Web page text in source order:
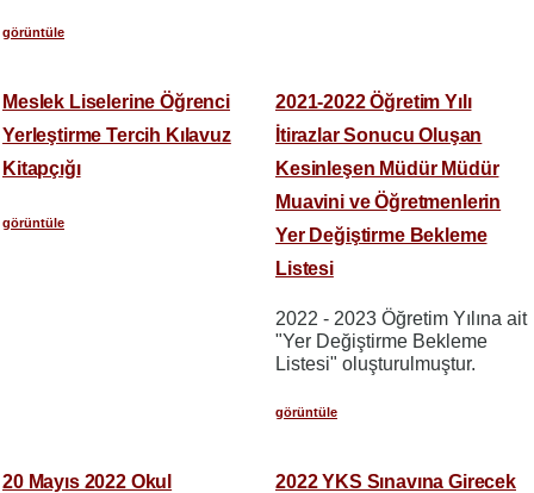
görüntüle
Meslek Liselerine Öğrenci
Yerleştirme Tercih Kılavuz
Kitapçığı
görüntüle
2021-2022 Öğretim Yılı
İtirazlar Sonucu Oluşan
Kesinleşen Müdür Müdür
Muavini ve Öğretmenlerin
Yer Değiştirme Bekleme
Listesi
2022 - 2023 Öğretim Yılına ait
"Yer Değiştirme Bekleme
Listesi" oluşturulmuştur.
görüntüle
20 Mayıs 2022 Okul
2022 YKS Sınavına Girecek